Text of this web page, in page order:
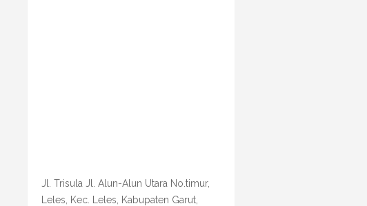
Jl. Trisula Jl. Alun-Alun Utara No.timur,
Leles, Kec. Leles, Kabupaten Garut,